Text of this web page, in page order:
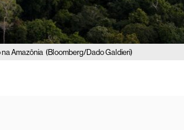
na Amazônia (Bloomberg/Dado Galdieri)